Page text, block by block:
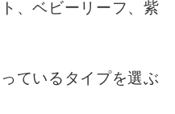
、ベビーリーフ、紫
ているタイプを選ぶ